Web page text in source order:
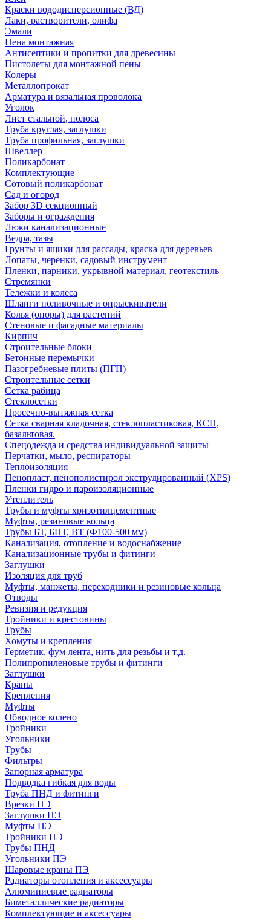
Краски вододисперсионные (ВД)
Лаки, растворители, олифа
Эмали
Пена монтажная
Антисептики и пропитки для древесины
Пистолеты для монтажной пены
Колеры
Металлопрокат
Арматура и вязальная проволока
Уголок
Лист стальной, полоса
Труба круглая, заглушки
Труба профильная, заглушки
Швеллер
Поликарбонат
Комплектующие
Сотовый поликарбонат
Сад и огород
Забор 3D секционный
Заборы и ограждения
Люки канализационные
Ведра, тазы
Грунты и ящики для рассады, краска для деревьев
Лопаты, черенки, садовый инструмент
Пленки, парники, укрывной материал, геотекстиль
Стремянки
Тележки и колеса
Шланги поливочные и опрыскиватели
Колья (опоры) для растений
Стеновые и фасадные материалы
Кирпич
Строительные блоки
Бетонные перемычки
Пазогребневые плиты (ПГП)
Строительные сетки
Сетка рабица
Стеклосетки
Просечно-вытяжная сетка
Сетка сварная кладочная, стеклопластиковая, КСП,
базальтовая.
Спецодежда и средства индивидуальной защиты
Перчатки, мыло, респираторы
Теплоизоляция
Пенопласт, пенополистирол экструдированный (XPS)
Пленки гидро и пароизоляционные
Утеплитель
Трубы и муфты хризотилцементные
Муфты, резиновые кольца
Трубы БТ, БНТ, ВТ (Ф100-500 мм)
Канализация, отопление и водоснабжение
Канализационные трубы и фитинги
Заглушки
Изоляция для труб
Муфты, манжеты, переходники и резиновые кольца
Отводы
Ревизия и редукция
Тройники и крестовины
Трубы
Хомуты и крепления
Герметик, фум лента, нить для резьбы и т.д.
Полипропиленовые трубы и фитинги
Заглушки
Краны
Крепления
Муфты
Обводное колено
Тройники
Угольники
Трубы
Фильтры
Запорная арматура
Подводка гибкая для воды
Труба ПНД и фитинги
Врезки ПЭ
Заглушки ПЭ
Муфты ПЭ
Тройники ПЭ
Трубы ПНД
Угольники ПЭ
Шаровые краны ПЭ
Радиаторы отопления и аксессуары
Алюминиевые радиаторы
Биметаллические радиаторы
Комплектующие и аксессуары